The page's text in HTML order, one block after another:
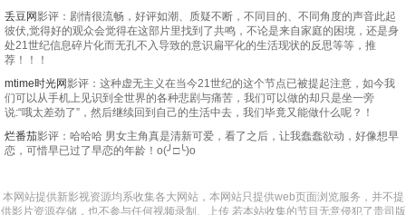
丢豆网影评：剧情很流畅，好评如潮、质疑不断，不同目的、不同角度的声音此起
彼伏,觉得好的观众会觉得在这部片里找到了共鸣，不论是来自家庭的困境，还是身
处21世纪信息碎片化而无孔不入导致的意识扁平化的生活现状的反思等等，推
荐！！！
mtime时光网影评：这种虚无主义在当今21世纪的这个节点已被提起注意，如今我
们可以从手机上见识到全世界的各种悲剧与痛苦，我们可以做的却只是坐一旁
说:“哦太差劲了”，然后继续回到自己的生活中去，我们毕竟又能做什么呢？！
烂番茄影评：哈哈哈 男女主角真是清新可爱，看了之后，让我蠢蠢欲动，好像想早
恋，可惜早已过了早恋的年龄！o(╯□╰)o
本网站提供新影视资源均系收集各大网站，本网站只提供web页面浏览服务，并不提
供影片资源存储，也不参与任何视频录制、上传 若本站收集的节目无意侵犯了贵司版